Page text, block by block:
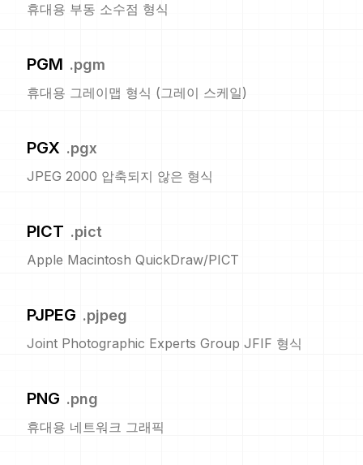
휴대용 부동 소수점 형식
PGM .pgm
휴대용 그레이맵 형식 (그레이 스케일)
PGX .pgx
JPEG 2000 압축되지 않은 형식
PICT .pict
Apple Macintosh QuickDraw/PICT
PJPEG .pjpeg
Joint Photographic Experts Group JFIF 형식
PNG .png
휴대용 네트워크 그래픽